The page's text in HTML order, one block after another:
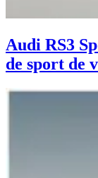
Audi RS3
de sport de